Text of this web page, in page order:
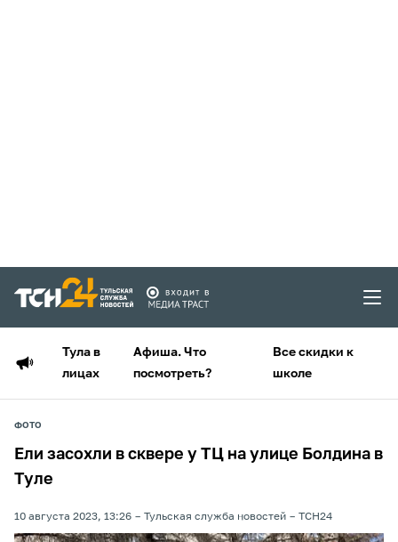
Тула в
лицах
Афиша. Что
посмотреть?
Все скидки к
школе
ФОТО
Ели засохли в сквере у ТЦ на улице Болдина в
Туле
10 августа 2023, 13:26 Тульская служба новостей ТСН24